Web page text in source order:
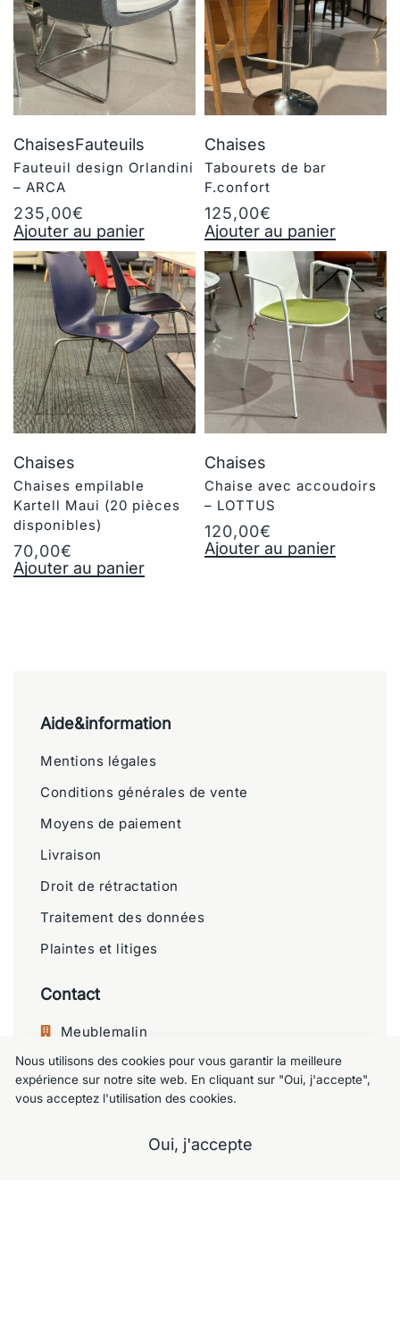
ChaisesFauteuils
Fauteuil design Orlandini
– ARCA
235,00€
Ajouter au panier
Chaises
Tabourets de bar
F.confort
125,00€
Ajouter au panier
Chaises
Chaises empilable
Kartell Maui (20 pièces
disponibles)
70,00€
Ajouter au panier
Chaises
Chaise avec accoudoirs
– LOTTUS
120,00€
Ajouter au panier
Aide&information
Mentions légales
Conditions générales de vente
Moyens de paiement
Livraison
Droit de rétractation
Traitement des données
Plaintes et litiges
Contact
Meublemalin
Chaussée de Charleroi 125, 1060 Saint-
Gilles
meublemalin@hotmail.com
Nous utilisons des cookies pour vous garantir la meilleure
expérience sur notre site web. En cliquant sur "Oui, j'accepte",
vous acceptez l'utilisation des cookies.
Oui, j'accepte